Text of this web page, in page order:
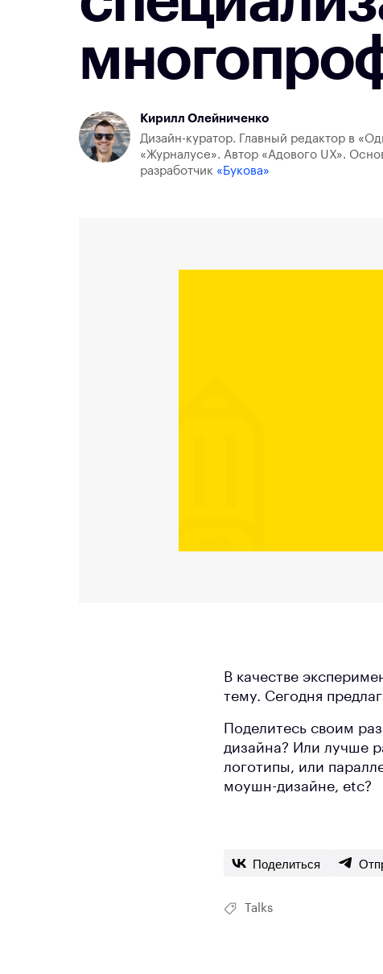
Кирилл Олейниченко
Дизайн-куратор. Главный редактор в
«Журналусе». Автор «Адового UX».
разработчик «Букова»
В качестве
тему. Сегодня
Поделитесь своим
дизайна? Или лучше
логотипы, или
моушн-дизайне, etc?
Поделиться
Talks